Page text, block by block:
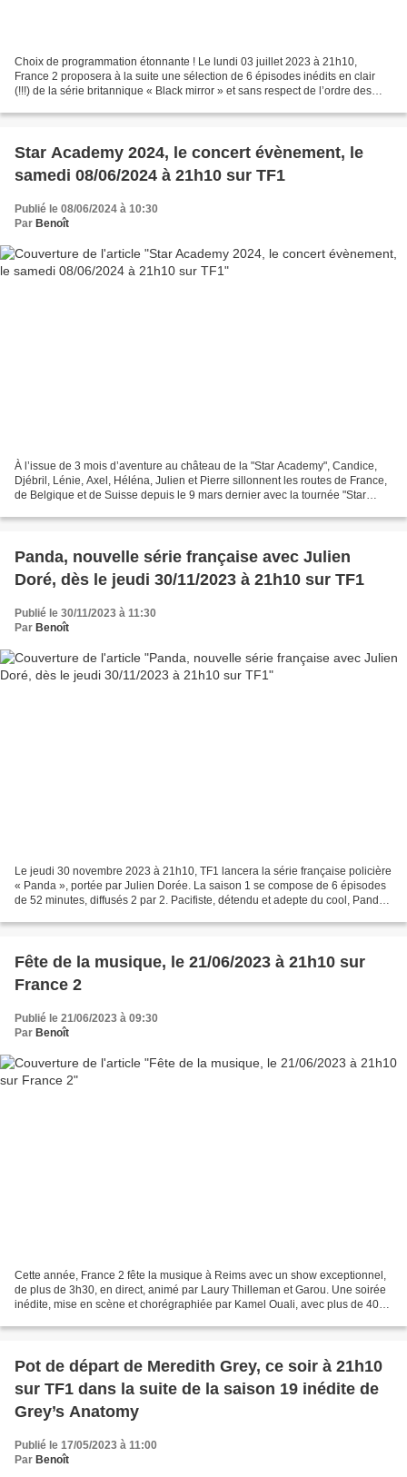
Choix de programmation étonnante ! Le lundi 03 juillet 2023 à 21h10,
France 2 proposera à la suite une sélection de 6 épisodes inédits en clair
(!!!) de la série britannique « Black mirror » et sans respect de l’ordre des
Star Academy 2024, le concert évènement, le
samedi 08/06/2024 à 21h10 sur TF1
Publié le 08/06/2024 à 10:30
Par Benoît
À l’issue de 3 mois d’aventure au château de la "Star Academy", Candice,
Djébril, Lénie, Axel, Héléna, Julien et Pierre sillonnent les routes de France,
de Belgique et de Suisse depuis le 9 mars dernier avec la tournée "Star
Panda, nouvelle série française avec Julien
Doré, dès le jeudi 30/11/2023 à 21h10 sur TF1
Publié le 30/11/2023 à 11:30
Par Benoît
Le jeudi 30 novembre 2023 à 21h10, TF1 lancera la série française policière
« Panda », portée par Julien Dorée. La saison 1 se compose de 6 épisodes
de 52 minutes, diffusés 2 par 2. Pacifiste, détendu et adepte du cool, Panda
Fête de la musique, le 21/06/2023 à 21h10 sur
France 2
Publié le 21/06/2023 à 09:30
Par Benoît
Cette année, France 2 fête la musique à Reims avec un show exceptionnel,
de plus de 3h30, en direct, animé par Laury Thilleman et Garou. Une soirée
inédite, mise en scène et chorégraphiée par Kamel Ouali, avec plus de 40
Pot de départ de Meredith Grey, ce soir à 21h10
sur TF1 dans la suite de la saison 19 inédite de
Grey’s Anatomy
Publié le 17/05/2023 à 11:00
Par Benoît